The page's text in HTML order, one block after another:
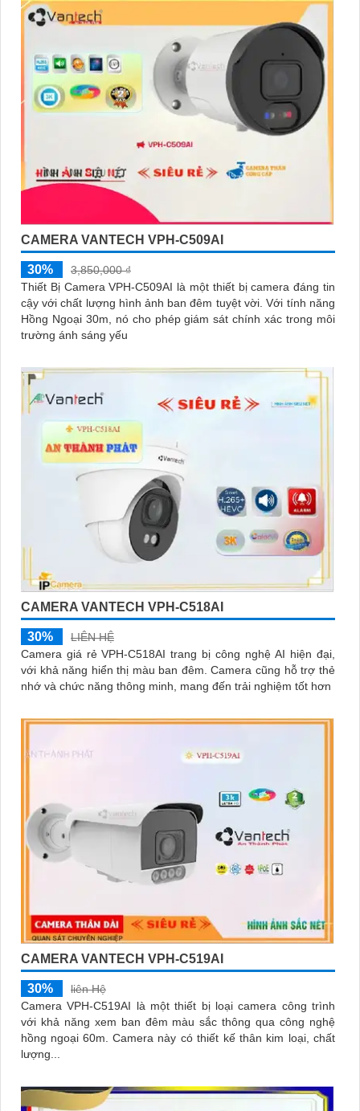
CAMERA VANTECH VPH-C509AI
30%
3,850,000 ₫
Thiết Bị Camera VPH-C509AI là một thiết bị camera đáng tin
cậy với chất lượng hình ảnh ban đêm tuyệt vời. Với tính năng
Hồng Ngoại 30m, nó cho phép giám sát chính xác trong môi
trường ánh sáng yếu
CAMERA VANTECH VPH-C518AI
30%
LIÊN HỆ
Camera giá rẻ VPH-C518AI trang bị công nghệ AI hiện đại,
với khả năng hiển thị màu ban đêm. Camera cũng hỗ trợ thẻ
nhớ và chức năng thông minh, mang đến trải nghiệm tốt hơn
CAMERA VANTECH VPH-C519AI
30%
liên Hệ
Camera VPH-C519AI là một thiết bị loại camera công trình
với khả năng xem ban đêm màu sắc thông qua công nghệ
hồng ngoại 60m. Camera này có thiết kế thân kim loại, chất
lượng...